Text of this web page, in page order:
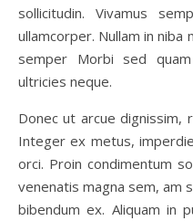
sollicitudin. Vivamus
ullamcorper. Nullam in niba
semper Morbi sed
ultricies neque.
Donec ut arcue dignissim,
Integer ex metus,
orci. Proin condimentum
venenatis magna sem, am
bibendum ex. Aliquam in